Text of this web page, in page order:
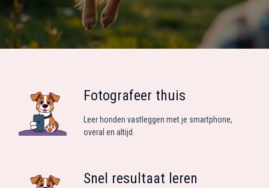
Fotografeer thuis
Leer honden vastleggen met je smartphone,
overal en altijd.
Snel resultaat leren